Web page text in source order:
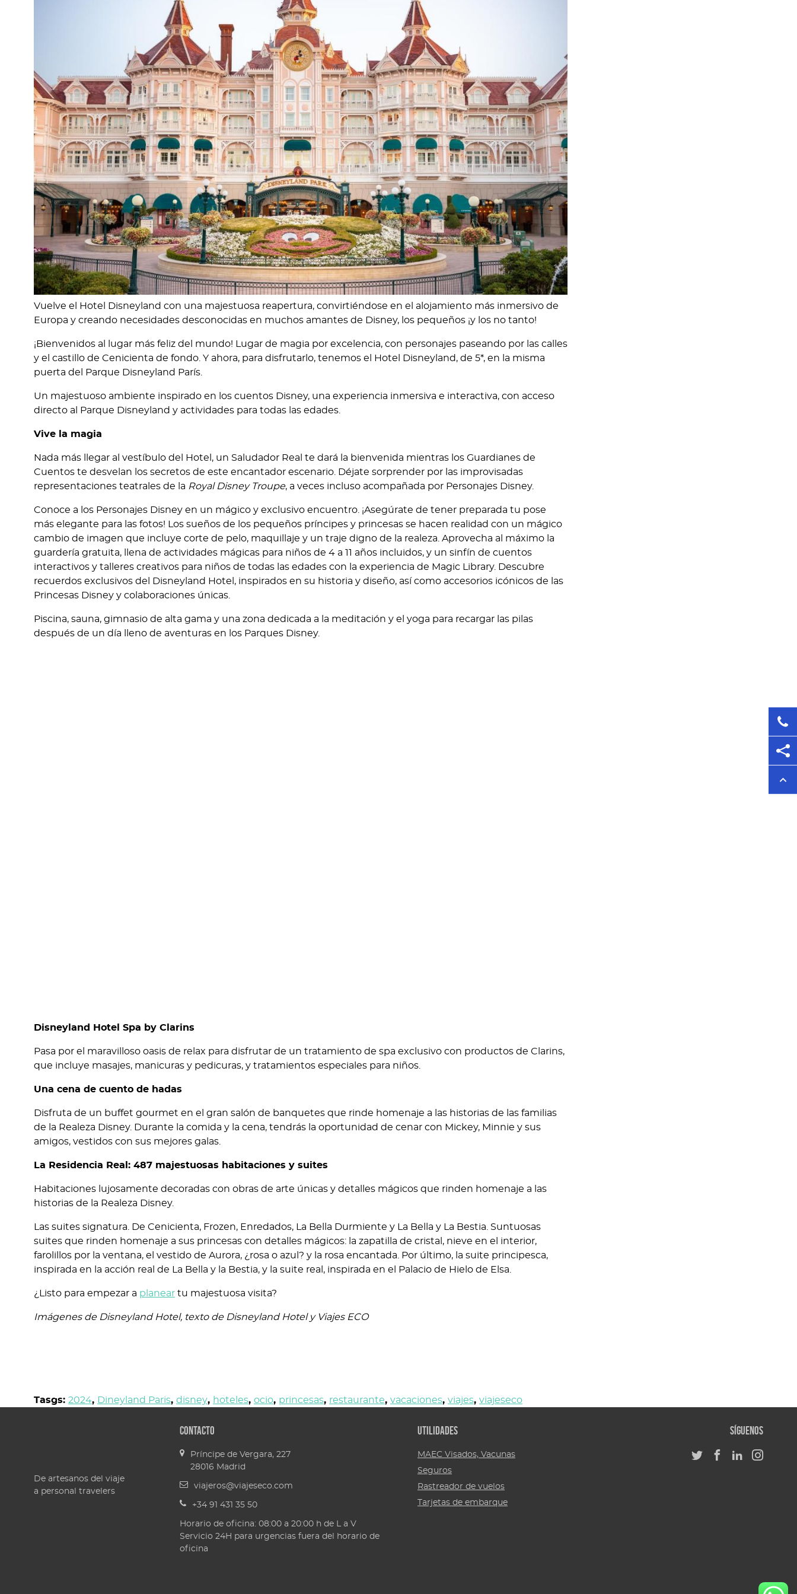
Vuelve el Hotel Disneyland con una majestuosa reapertura, convirtiéndose en el alojamiento más inmersivo de
Europa y creando necesidades desconocidas en muchos amantes de Disney, los pequeños ¡y los no tanto!
¡Bienvenidos al lugar más feliz del mundo! Lugar de magia por excelencia, con personajes paseando por las calles
y el castillo de Cenicienta de fondo. Y ahora, para disfrutarlo, tenemos el Hotel Disneyland, de 5*, en la misma
puerta del Parque Disneyland París.
Un majestuoso ambiente inspirado en los cuentos Disney, una experiencia inmersiva e interactiva, con acceso
directo al Parque Disneyland y actividades para todas las edades.
Vive la magia
Nada más llegar al vestíbulo del Hotel, un Saludador Real te dará la bienvenida mientras los Guardianes de
Cuentos te desvelan los secretos de este encantador escenario. Déjate sorprender por las improvisadas
representaciones teatrales de la Royal Disney Troupe, a veces incluso acompañada por Personajes Disney.
Conoce a los Personajes Disney en un mágico y exclusivo encuentro. ¡Asegúrate de tener preparada tu pose
más elegante para las fotos! Los sueños de los pequeños príncipes y princesas se hacen realidad con un mágico
cambio de imagen que incluye corte de pelo, maquillaje y un traje digno de la realeza. Aprovecha al máximo la
guardería gratuita, llena de actividades mágicas para niños de 4 a 11 años incluidos, y un sinfín de cuentos
interactivos y talleres creativos para niños de todas las edades con la experiencia de Magic Library. Descubre
recuerdos exclusivos del Disneyland Hotel, inspirados en su historia y diseño, así como accesorios icónicos de las
Princesas Disney y colaboraciones únicas.
Piscina, sauna, gimnasio de alta gama y una zona dedicada a la meditación y el yoga para recargar las pilas
después de un día lleno de aventuras en los Parques Disney.
Disneyland Hotel Spa by Clarins
Pasa por el maravilloso oasis de relax para disfrutar de un tratamiento de spa exclusivo con productos de Clarins,
que incluye masajes, manicuras y pedicuras, y tratamientos especiales para niños.
Una cena de cuento de hadas
Disfruta de un buffet gourmet en el gran salón de banquetes que rinde homenaje a las historias de las familias
de la Realeza Disney. Durante la comida y la cena, tendrás la oportunidad de cenar con Mickey, Minnie y sus
amigos, vestidos con sus mejores galas.
La Residencia Real: 487 majestuosas habitaciones y suites
Habitaciones lujosamente decoradas con obras de arte únicas y detalles mágicos que rinden homenaje a las
historias de la Realeza Disney.
Las suites signatura. De Cenicienta, Frozen, Enredados, La Bella Durmiente y La Bella y La Bestia. Suntuosas
suites que rinden homenaje a sus princesas con detalles mágicos: la zapatilla de cristal, nieve en el interior,
farolillos por la ventana, el vestido de Aurora, ¿rosa o azul? y la rosa encantada. Por último, la suite principesca,
inspirada en la acción real de La Bella y la Bestia, y la suite real, inspirada en el Palacio de Hielo de Elsa.
¿Listo para empezar a planear tu majestuosa visita?
Imágenes de Disneyland Hotel, texto de Disneyland Hotel y Viajes ECO
Tasgs: 2024, Dineyland Paris, disney, hoteles, ocio, princesas, restaurante, vacaciones, viajes, viajeseco
De artesanos del viaje
a personal travelers
Contacto
Príncipe de Vergara, 227
28016 Madrid
viajeros@viajeseco.com
+34 91 431 35 50
Horario de oficina: 08:00 a 20:00 h de L a V
Servicio 24H para urgencias fuera del horario de
oficina
Utilidades
MAEC Visados, Vacunas
Seguros
Rastreador de vuelos
Tarjetas de embarque
Síguenos